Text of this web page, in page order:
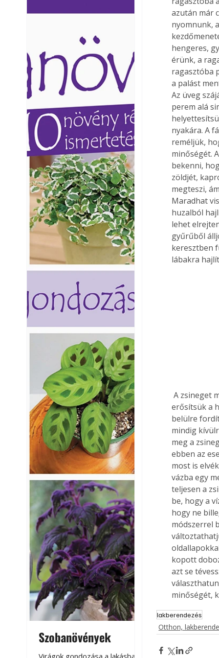
Ezermester
Laptapir kényelmes
mert: – t
Szobanövények
Virágoskert:
teraszon,
azután már
nyomnunk,
hengeres,
érünk, a
ragasztóba
a palást
Az üveg
perem alá
nyakára. A
reméljük,
minőségét.
bekenni,
zöldjét,
megteszi,
Maradhat
huzalból
lehet
gyűrűből
keresztben
lábakra
A zsineget most nem simán körbe tekerve, hanem minden lábat egyszer körbe csavarva
erősítsük a
belülre
mindig
meg a
ebben az
most is
vázba egy
teljesen a
be, hogy a
hogy ne
módszerrel
kopott
azt se
minőségét,
lakberendezés
Otthon,